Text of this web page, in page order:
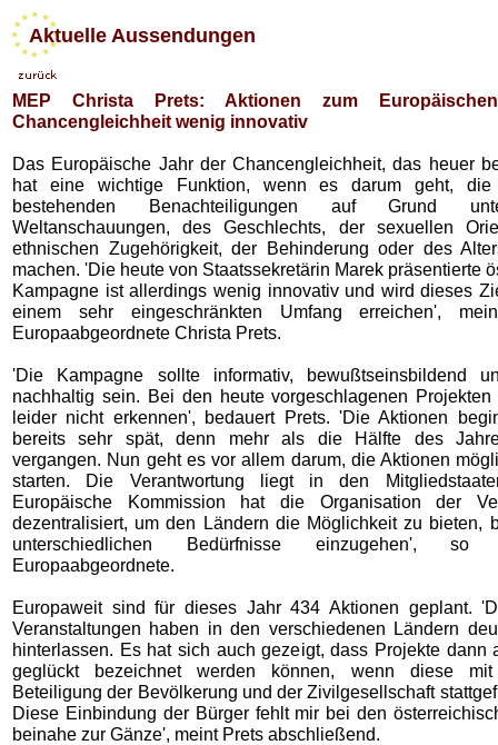
Aktuelle Aussendungen
MEP Christa Prets: Aktionen zum
Chancengleichheit wenig innovativ
Das Europäische Jahr der Chancengleichheit, das heuer
hat eine wichtige Funktion, wenn es darum geht, die
bestehenden Benachteiligungen auf Grund
Weltanschauungen, des Geschlechts, der sexuellen
ethnischen Zugehörigkeit, der Behinderung oder des
machen. 'Die heute von Staatssekretärin Marek präsentierte
Kampagne ist allerdings wenig innovativ und wird dieses
einem sehr eingeschränkten Umfang erreichen',
Europaabgeordnete Christa Prets.
'Die Kampagne sollte informativ, bewußtseinsbildend
nachhaltig sein. Bei den heute vorgeschlagenen
leider nicht erkennen', bedauert Prets. 'Die Aktionen
bereits sehr spät, denn mehr als die Hälfte des
vergangen. Nun geht es vor allem darum, die Aktionen
starten. Die Verantwortung liegt in den
Europäische Kommission hat die Organisation der
dezentralisiert, um den Ländern die Möglichkeit zu bieten,
unterschiedlichen Bedürfnisse einzugehen',
Europaabgeordnete.
Europaweit sind für dieses Jahr 434 Aktionen geplant.
Veranstaltungen haben in den verschiedenen Ländern
hinterlassen. Es hat sich auch gezeigt, dass Projekte dann
geglückt bezeichnet werden können, wenn diese
Beteiligung der Bevölkerung und der Zivilgesellschaft
Diese Einbindung der Bürger fehlt mir bei den
beinahe zur Gänze', meint Prets abschließend.